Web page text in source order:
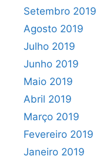
Setembro 2019
Agosto 2019
Julho 2019
Junho 2019
Maio 2019
Abril 2019
Março 2019
Fevereiro 2019
Janeiro 2019